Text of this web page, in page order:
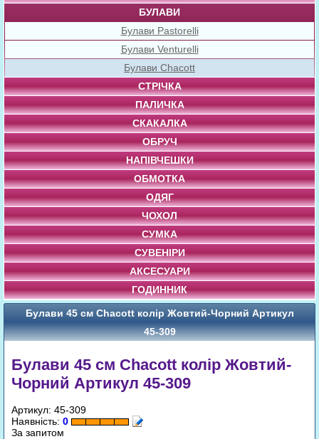
БУЛАВИ
Булави Pastorelli
Булави Venturelli
Булави Chacott
СТРІЧКА
ПАЛИЧКА
СКАКАЛКА
ОБРУЧ
НАПІВЧЕШКИ
ОБМОТКА
ОДЯГ
ЧОХОЛ
СУМКА
СУВЕНІРИ
АКСЕСУАРИ
ГОДИННИК
Булави 45 cм Chacott колір Жовтий-Чорний Артикул
45-309
Булави 45 cм Chacott колір Жовтий-
Чорний Артикул 45-309
Артикул: 45-309
Наявність: 0
За запитом